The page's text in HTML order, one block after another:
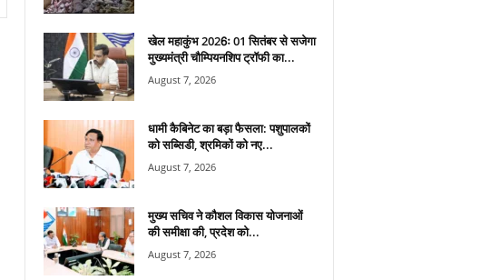
खेल महाकुंभ 2026ः 01 सितंबर से सजेगा
मुख्यमंत्री चौम्पियनशिप ट्रॉफी का...
August 7, 2026
धामी कैबिनेट का बड़ा फैसला: पशुपालकों
को सब्सिडी, श्रमिकों को नए...
August 7, 2026
मुख्य सचिव ने कौशल विकास योजनाओं
की समीक्षा की, प्रदेश को...
August 7, 2026